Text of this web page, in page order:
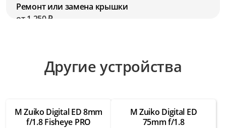
Ремонт или замена крышки
от 1 250 ₽
Ремонт резьбы для фильтров
от 3 500 ₽
Другие устройства
M Zuiko Digital ED 8mm
f/1.8 Fisheye PRO
M Zuiko Digital ED
75mm f/1.8